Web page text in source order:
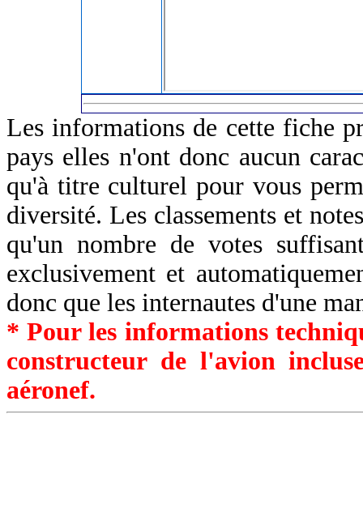
Les informations de cette fiche
pays elles n'ont donc aucun
qu'à titre culturel pour vous
diversité. Les classements et
qu'un nombre de votes
exclusivement et
donc que les internautes d'une
* Pour les informations
constructeur de l'avion
aéronef.